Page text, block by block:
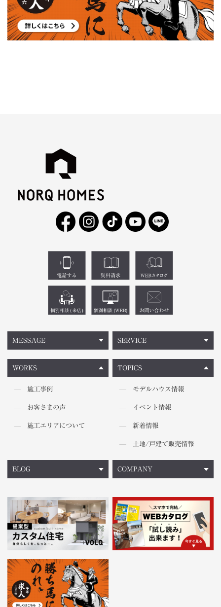
MESSAGE
WORKS
施工事例
お客さまの声
施工エリアについて
TOPICS
モデルハウス情報
イベント情報
新着情報
土地/戸建て販売情報
SERVICE
BLOG COMPANY